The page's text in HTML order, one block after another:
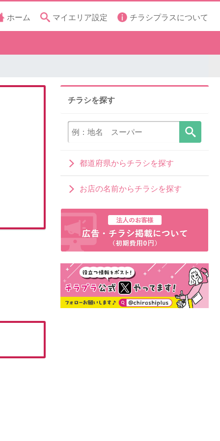
ホーム マイエリア設定 チラシプラスについて
チラシを探す
都道府県からチラシを探す
お店の名前からチラシを探す